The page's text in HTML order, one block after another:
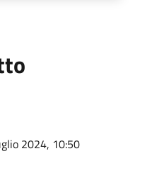
2024, 10:50